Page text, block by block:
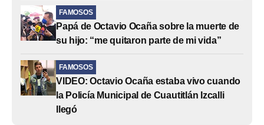
FAMOSOS
Papá de Octavio Ocaña sobre la muerte de
su hijo: “me quitaron parte de mi vida”
FAMOSOS
VIDEO: Octavio Ocaña estaba vivo cuando
la Policía Municipal de Cuautitlán Izcalli
llegó